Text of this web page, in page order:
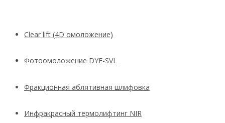
Clear lift (4D омоложение)
Фотоомоложение DYE-SVL
Фракционная аблятивная шлифовка
Инфракрасный термолифтинг NIR